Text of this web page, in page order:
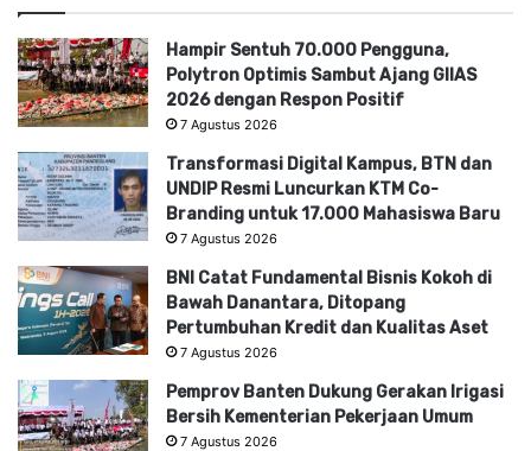
Hampir Sentuh 70.000 Pengguna,
Polytron Optimis Sambut Ajang GIIAS
2026 dengan Respon Positif
7 Agustus 2026
Transformasi Digital Kampus, BTN dan
UNDIP Resmi Luncurkan KTM Co-
Branding untuk 17.000 Mahasiswa Baru
7 Agustus 2026
BNI Catat Fundamental Bisnis Kokoh di
Bawah Danantara, Ditopang
Pertumbuhan Kredit dan Kualitas Aset
7 Agustus 2026
Pemprov Banten Dukung Gerakan Irigasi
Bersih Kementerian Pekerjaan Umum
7 Agustus 2026